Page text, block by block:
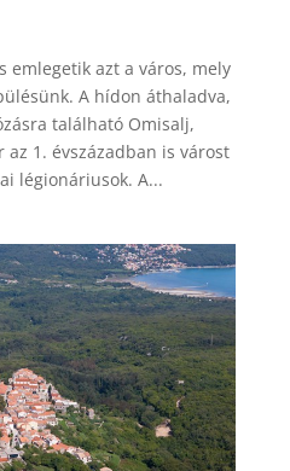
emlegetik azt a város, mely
A hídon áthaladva,
található Omisalj,
1. évszázadban is várost
légionáriusok. A...